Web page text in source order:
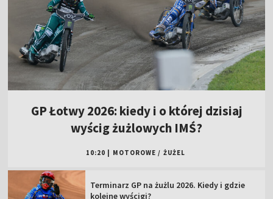
GP Łotwy 2026: kiedy i o której dzisiaj
wyścig żużlowych IMŚ?
10:20 MOTOROWE / ŻUŻEL
Terminarz GP na żużlu 2026. Kiedy i gdzie
kolejne wyścigi?